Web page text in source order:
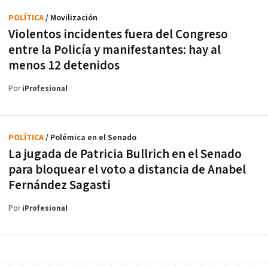
Violentos incidentes fuera del Congreso
entre la Policía y manifestantes: hay al
menos 12 detenidos
POLÍTICA/ Movilización
PoriProfesional
La jugada de Patricia Bullrich en el Senado
para bloquear el voto a distancia de Anabel
Fernández Sagasti
POLÍTICA/ Polémica en el Senado
PoriProfesional